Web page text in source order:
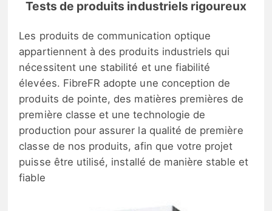
Tests de produits industriels rigoureux
Les produits de communication optique
appartiennent à des produits industriels qui
nécessitent une stabilité et une fiabilité
élevées. FibreFR adopte une conception de
produits de pointe, des matières premières de
première classe et une technologie de
production pour assurer la qualité de première
classe de nos produits, afin que votre projet
puisse être utilisé, installé de manière stable et
fiable